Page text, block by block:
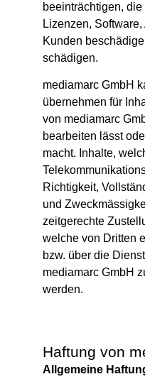
beeinträchtigen, die
Lizenzen,
Kunden
schädigen.
mediamarc GmbH
übernehmen für
von mediamarc
bearbeiten lässt
macht. Inhalte,
Richtigkeit,
und
zeitgerechte
welche von Dritten
bzw. über die
mediamarc GmbH
werden.
Haftung von
Allgemeine